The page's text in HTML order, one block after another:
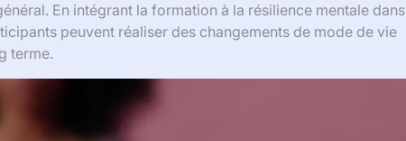
En intégrant la formation à la résilience mentale dans
peuvent réaliser des changements de mode de vie
terme.